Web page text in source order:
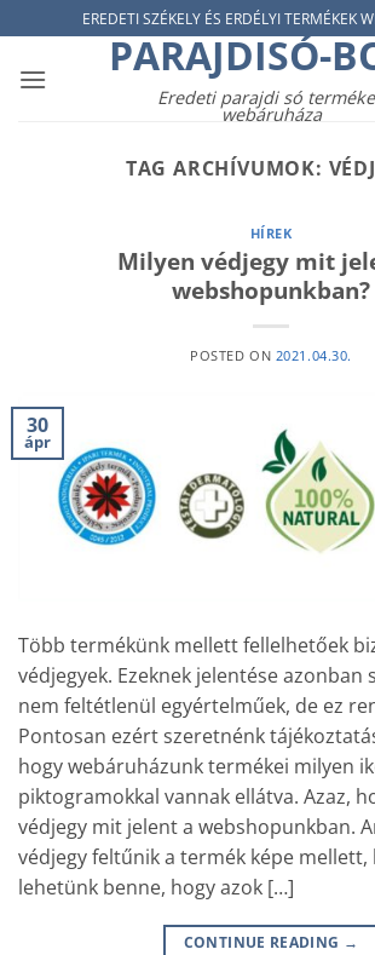
to
content
EREDETI SZÉKELY ÉS ERDÉLYI TERMÉKEK
PARAJDISÓ-
Eredeti parajdi só
webáruháza
TAG ARCHÍVUMOK:
HÍREK
Milyen védjegy mit
webshopunkban?
POSTED ON 2021.04.30.
30
ápr
Több termékünk mellett fellelhetőek
védjegyek. Ezeknek jelentése azonban
nem feltétlenül egyértelműek, de ez
Pontosan ezért szeretnénk
hogy webáruházunk termékei milyen
piktogramokkal vannak ellátva. Azaz,
védjegy mit jelent a webshopunkban.
védjegy feltűnik a termék képe mellett,
lehetünk benne, hogy azok […]
CONTINUE READING →